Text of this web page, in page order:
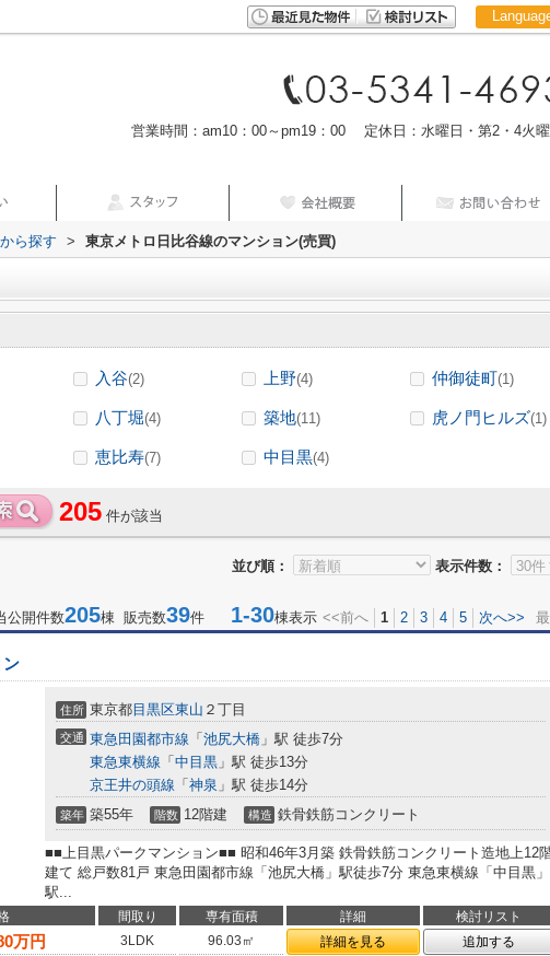
中文
営業時間：am10：00～pm19：00 定休日：水曜日・第2・4火曜
ら探す > 東京メトロ日比谷線のマンション(売買)
入谷(2) 上野(4) 仲御徒町(1)
八丁堀(4) 築地(11) 虎ノ門ヒルズ(1)
恵比寿(7) 中目黒(4)
205 件が該当
並び順： 表示件数：
公開件数205棟 販売数39件 1-30棟表示 <<前へ 1 2 3 4 5 次へ>>
ン
住所 東京都目黒区東山 ２丁目
交通 東急田園都市線 「 池尻大橋 」駅 徒歩7分
東急東横線 「 中目黒 」駅 徒歩13分
京王井の頭線 「 神泉 」駅 徒歩14分
築年 築55年 階数 12階建 構造 鉄骨鉄筋コンクリート
■■上目黒パークマンション■■ 昭和46年3月築 鉄骨鉄筋コンクリート造地上12
建て 総戸数81戸 東急田園都市線「池尻大橋」駅徒歩7分 東急東横線「中目黒」
駅...
間取り 専有面積 詳細
検討リスト
万円 3LDK 96.03㎡ 詳細を見る 追加する